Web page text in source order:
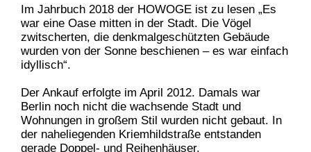
Im Jahrbuch 2018 der HOWOGE ist zu lesen „Es
war eine Oase mitten in der Stadt. Die Vögel
zwitscherten, die denkmalgeschützten Gebäude
wurden von der Sonne beschienen – es war einfach
idyllisch“.
Der Ankauf erfolgte im April 2012. Damals war
Berlin noch nicht die wachsende Stadt und
Wohnungen in großem Stil wurden nicht gebaut. In
der naheliegenden Kriemhildstraße entstanden
gerade Doppel- und Reihenhäuser.